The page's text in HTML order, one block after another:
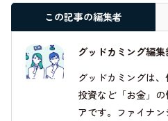
この記事の編集者
グッドカミング編集
グッドカミングは
投資など「お金」の
アです。ファイナ